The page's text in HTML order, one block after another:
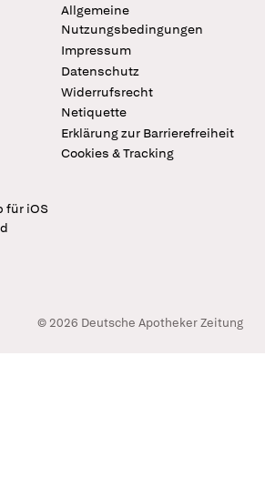
Allgemeine
Nutzungsbedingungen
Impressum
Datenschutz
Widerrufsrecht
Netiquette
Erklärung zur Barrierefreiheit
Cookies & Tracking
für iOS
© 2026 Deutsche Apotheker Zeitung